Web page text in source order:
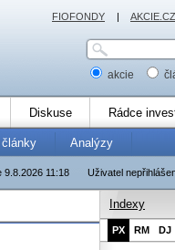
akcie
Diskuse Rádce
články Analýzy
Uživatel
9.8.2026 11:18
Indexy
PX RM DJ
FIOFONDY | AKCIE.CZ